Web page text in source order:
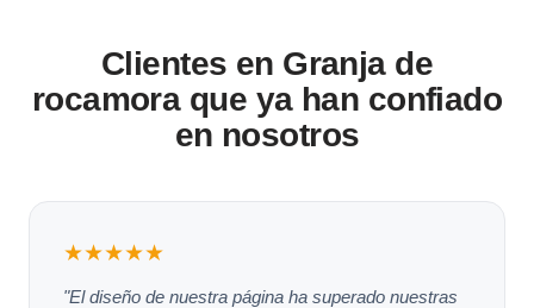
Clientes en Granja de
rocamora que ya han confiado
en nosotros
★★★★★
"El diseño de nuestra página ha superado nuestras